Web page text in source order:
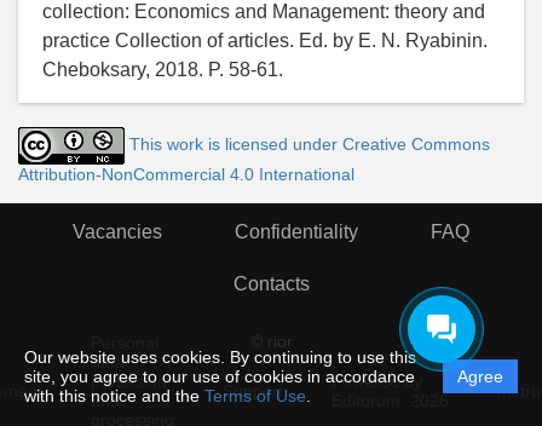
Our website uses cookies. By continuing to use this
site, you agree to our use of cookies in accordance
with this notice and the Terms of Use
Agree
collection: Economics and Management: theory and
practice Collection of articles. Ed. by E. N. Ryabinin.
Cheboksary, 2018. P. 58-61.
This work is licensed under Creative Commons
Attribution-NonCommercial 4.0 International
Vacancies Confidentiality FAQ
Contacts
© rior
data
protection
and
Support
Powered by